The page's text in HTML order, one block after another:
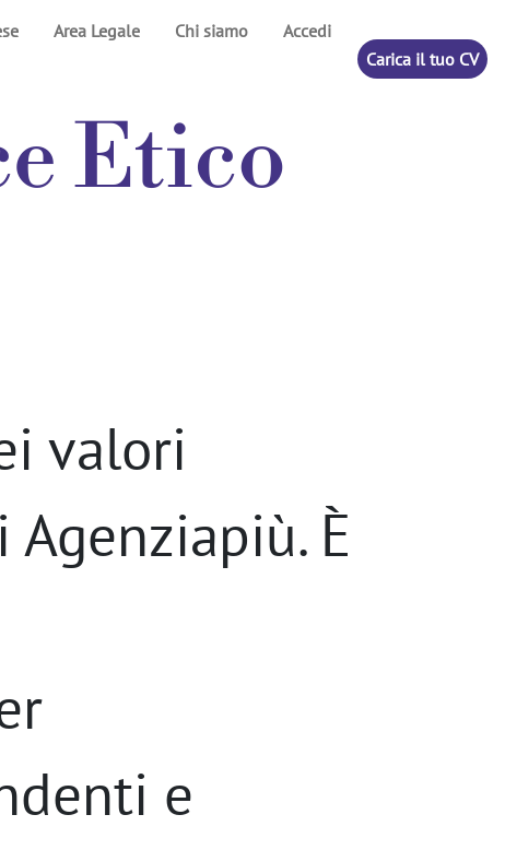
Area Legale Chi siamo
Accedi
Carica il tuo CV
Etico
valori
È
e